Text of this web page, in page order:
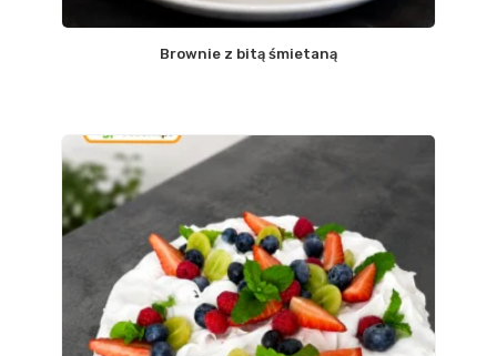
Brownie z bitą śmietaną